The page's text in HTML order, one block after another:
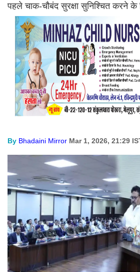
पहले चाक-चौबंद सुरक्षा सुनिश्चित करने के
By Bhadaini Mirror Mar 1, 2026, 21:29